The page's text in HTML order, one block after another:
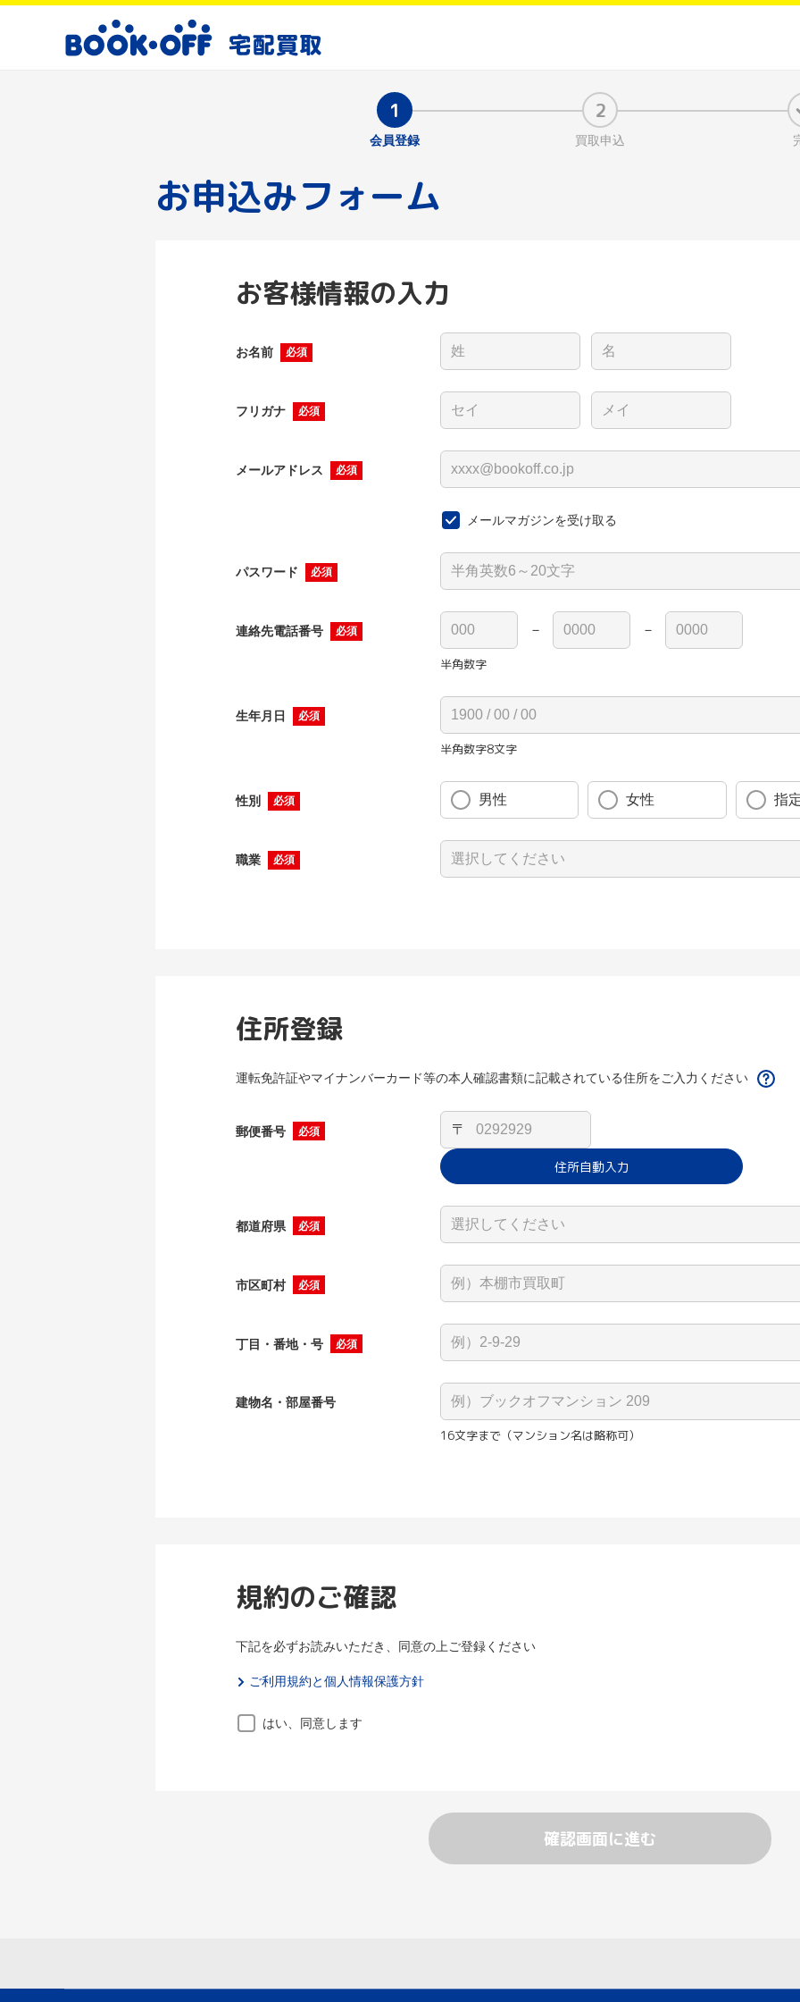
会員登録 買取申込
お申込みフォーム
お客様情報の入力
お名前 必須
フリガナ 必須
メールアドレス 必須
メールマガジンを受け取る
パスワード 必須
連絡先電話番号 必須 － －
半角数字
生年月日 必須
半角数字8文字
性別 必須 男性 女性 指
職業 必須
住所登録
運転免許証やマイナンバーカード等の本人確認書類に記載されている住所をご入力ください
郵便番号 必須 〒
住所自動入力
都道府県 必須
市区町村 必須
丁目・番地・号 必須
建物名・部屋番号
16文字まで（マンション名は略称可）
規約のご確認
下記を必ずお読みいただき、同意の上ご登録ください
ご利用規約と個人情報保護方針
はい、同意します
確認画面に進む